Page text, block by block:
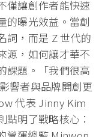
僅讓創作者能快速
的曝光效益。當創
詞，而是 Z 世代的
源，如何讓才華不
課題。「我們很高
響者與品牌開創更
代表 Jinny Kim
明了戰略核心：